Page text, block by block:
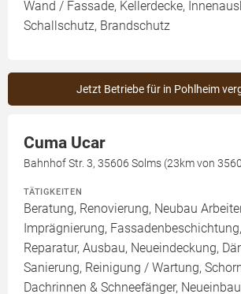
Wand / Fassade, Kellerdecke,
Schallschutz, Brandschutz
Jetzt Betriebe für in Pohlheim
Cuma Ucar
Bahnhof Str. 3, 35606 Solms (23km von
TÄTIGKEITEN
Beratung, Renovierung, Neubau
Imprägnierung,
Reparatur, Ausbau, Neueindeckung,
Sanierung, Reinigung / Wartung,
Dachrinnen & Schneefänger,